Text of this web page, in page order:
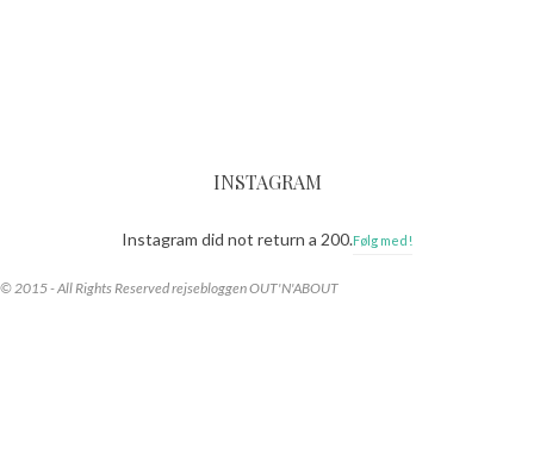
INSTAGRAM
Instagram did not return a 200.Følg med!
© 2015 - All Rights Reserved rejsebloggen OUT'N'ABOUT